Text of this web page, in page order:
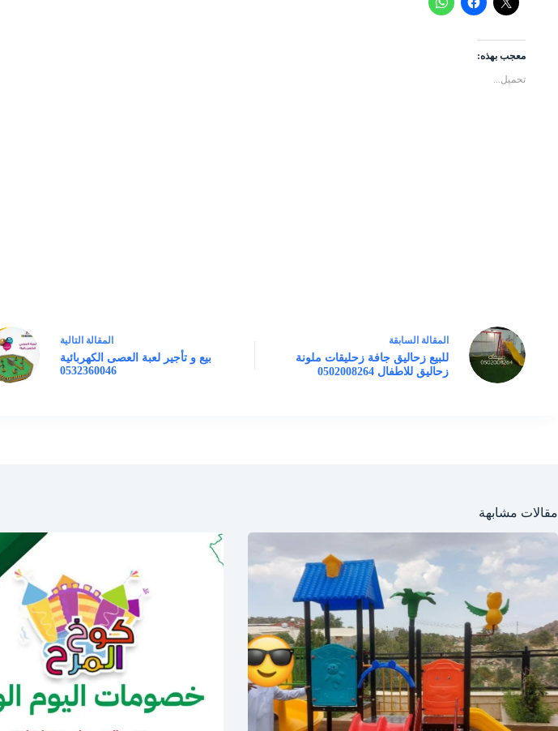
معجب بهذه:
تحميل...
المقالة السابقة
للبيع زحاليق جافة زحليقات ملونة
زحاليق للاطفال 0502008264
المقالة التالية
بيع و تأجير لعبة العصى الكهربائية
0532360046
مقالات مشابهة